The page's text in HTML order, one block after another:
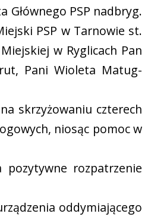
Głównego PSP nadbryg.
PSP w Tarnowie st.
w Ryglicach Pan
Pani Wioleta Matug-
skrzyżowaniu czterech
niosąc pomoc w
pozytywne rozpatrzenie
oddymiającego